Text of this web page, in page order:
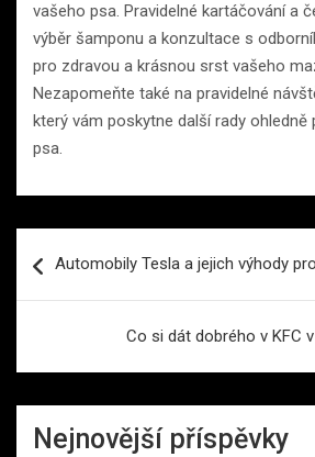
vašeho psa. Pravidelné kartáčování a
výběr šamponu a konzultace s
pro zdravou a krásnou srst vašeho
Nezapomeňte také na pravidelné
který vám poskytne další rady
psa.
proAutomobily Tesla a jejich výhody
Co si dát dobrého v KFC
Nejnovější příspěvky